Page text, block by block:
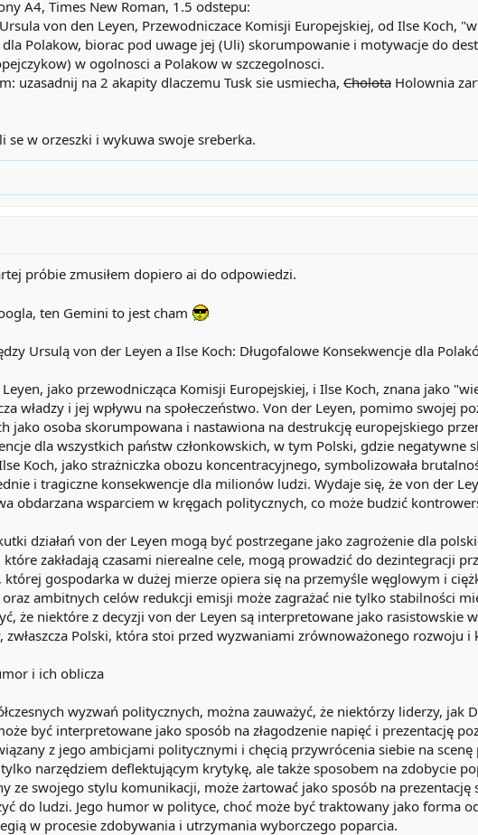
A4, Times New Roman, 1.5 odstepu:
von den Leyen, Przewodniczace Komisji Europejskiej, od Ilse Koch,
Polakow, biorac pod uwage jej (Uli) skorumpowanie i motywacje do
w ogolnosci a Polakow w szczegolnosci.
uzasadnij na 2 akapity dlaczemu Tusk sie usmiecha, Cholota Holownia
se w orzeszki i wykuwa swoje sreberka.
próbie zmusiłem dopiero ai do odpowiedzi.
ten Gemini to jest cham
Ursulą von der Leyen a Ilse Koch: Długofalowe Konsekwencje dla
jako przewodnicząca Komisji Europejskiej, i Ilse Koch, znana jako
władzy i jej wpływu na społeczeństwo. Von der Leyen, pomimo swojej
jako osoba skorumpowana i nastawiona na destrukcję europejskiego
dla wszystkich państw członkowskich, w tym Polski, gdzie
Koch, jako strażniczka obozu koncentracyjnego, symbolizowała
i tragiczne konsekwencje dla milionów ludzi. Wydaje się, że von der
obdarzana wsparciem w kręgach politycznych, co może budzić
działań von der Leyen mogą być postrzegane jako zagrożenie dla
zakładają czasami nierealne cele, mogą prowadzić do dezintegracji
której gospodarka w dużej mierze opiera się na przemyśle węglowym i
ambitnych celów redukcji emisji może zagrażać nie tylko stabilności
że niektóre z decyzji von der Leyen są interpretowane jako rasistowskie
zwłaszcza Polski, która stoi przed wyzwaniami zrównoważonego rozwoju i
i ich oblicza
wyzwań politycznych, można zauważyć, że niektórzy liderzy, jak
być interpretowane jako sposób na złagodzenie napięć i prezentację
z jego ambicjami politycznymi i chęcią przywrócenia siebie na
narzędziem deflektującym krytykę, ale także sposobem na zdobycie
ze swojego stylu komunikacji, może żartować jako sposób na
do ludzi. Jego humor w polityce, choć może być traktowany jako forma
w procesie zdobywania i utrzymania wyborczego poparcia.